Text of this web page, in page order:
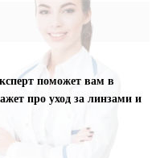
поможет вам в
про уход за линзами и